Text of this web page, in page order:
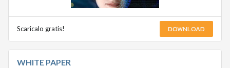
Scaricalo gratis! DOWNLOAD
WHITE PAPER